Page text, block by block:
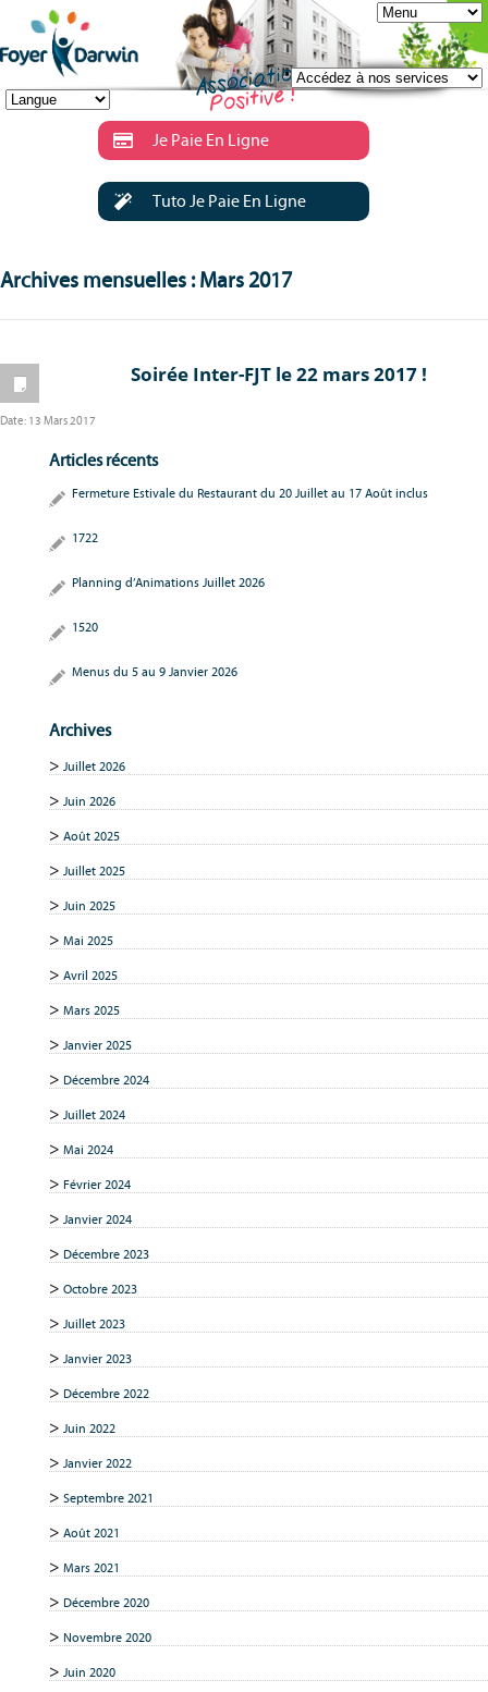
Je Paie En Ligne
Tuto Je Paie En Ligne
Archives mensuelles : Mars 2017
Date: 13 Mars 2017
Soirée Inter-FJT le 22 mars 2017 !
Articles récents
Fermeture Estivale du Restaurant du 20 Juillet au 17 Août inclus
1722
Planning d’Animations Juillet 2026
1520
Menus du 5 au 9 Janvier 2026
Archives
Juillet 2026
Juin 2026
Août 2025
Juillet 2025
Juin 2025
Mai 2025
Avril 2025
Mars 2025
Janvier 2025
Décembre 2024
Juillet 2024
Mai 2024
Février 2024
Janvier 2024
Décembre 2023
Octobre 2023
Juillet 2023
Janvier 2023
Décembre 2022
Juin 2022
Janvier 2022
Septembre 2021
Août 2021
Mars 2021
Décembre 2020
Novembre 2020
Juin 2020